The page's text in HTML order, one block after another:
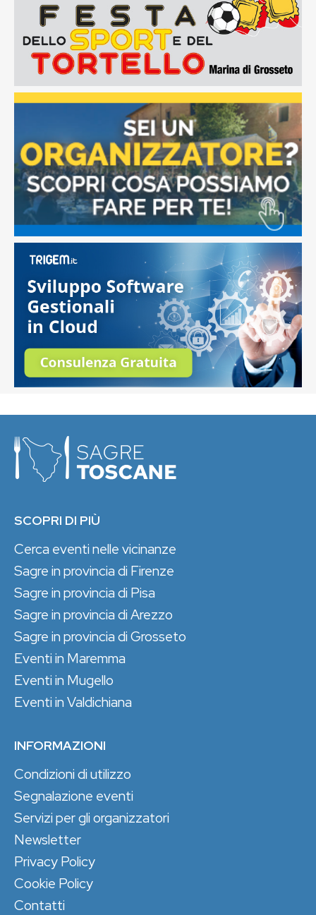
SCOPRI DI PIÙ
Cerca eventi nelle vicinanze
Sagre in provincia di Firenze
Sagre in provincia di Pisa
Sagre in provincia di Arezzo
Sagre in provincia di Grosseto
Eventi in Maremma
Eventi in Mugello
Eventi in Valdichiana
INFORMAZIONI
Condizioni di utilizzo
Segnalazione eventi
Servizi per gli organizzatori
Newsletter
Privacy Policy
Cookie Policy
Contatti